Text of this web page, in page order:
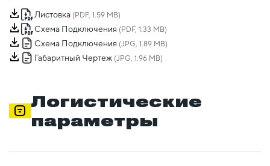
Листовка (PDF, 1.59 MB)
Схема Подключения (PDF, 1.33 MB)
Схема Подключения (JPG, 1.89 MB)
Габаритный Чертеж (JPG, 1.96 MB)
Логистические
параметры